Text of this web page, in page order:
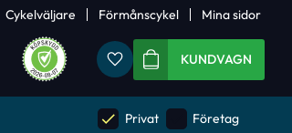
Cykelväljare Förmånscykel Mina sidor
FavoriterKUNDVAGN
done Privat Företag